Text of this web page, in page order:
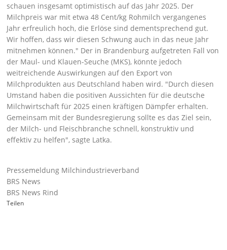
schauen insgesamt optimistisch auf das Jahr 2025. Der
Milchpreis war mit etwa 48 Cent/kg Rohmilch vergangenes
Jahr erfreulich hoch, die Erlöse sind dementsprechend gut.
Wir hoffen, dass wir diesen Schwung auch in das neue Jahr
mitnehmen können.
Der in Brandenburg aufgetreten Fall von
der Maul- und Klauen-Seuche (MKS), könnte jedoch
weitreichende Auswirkungen auf den Export von
Milchprodukten aus Deutschland haben wird.
Durch diesen
Umstand haben die positiven Aussichten für die deutsche
Milchwirtschaft für 2025 einen kräftigen Dämpfer erhalten.
Gemeinsam mit der Bundesregierung sollte es das Ziel sein,
der Milch- und Fleischbranche schnell, konstruktiv und
effektiv zu helfen , sagte Latka.
Pressemeldung Milchindustrieverband
BRS News
BRS News Rind
Teilen